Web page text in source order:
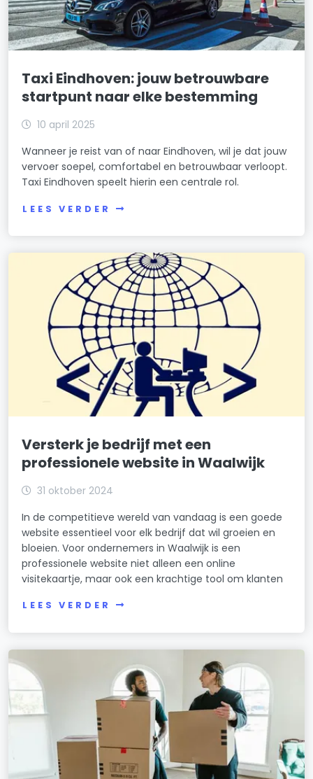
Taxi Eindhoven: jouw betrouwbare
startpunt naar elke bestemming
10 april 2025
Wanneer je reist van of naar Eindhoven, wil je dat jouw
vervoer soepel, comfortabel en betrouwbaar verloopt.
Taxi Eindhoven speelt hierin een centrale rol.
LEES VERDER
Versterk je bedrijf met een
professionele website in Waalwijk
31 oktober 2024
In de competitieve wereld van vandaag is een goede
website essentieel voor elk bedrijf dat wil groeien en
bloeien. Voor ondernemers in Waalwijk is een
professionele website niet alleen een online
visitekaartje, maar ook een krachtige tool om klanten
LEES VERDER